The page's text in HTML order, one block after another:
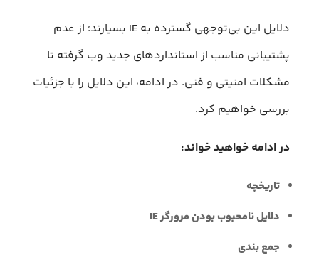
دلایل این بی‌توجهی گسترده به IE بسیارند؛ از عدم
پشتیبانی مناسب از استانداردهای جدید وب گرفته تا
مشکلات امنیتی و فنی. در ادامه، این دلایل را با جزئیات
بررسی خواهیم کرد.
در ادامه خواهید خواند:
تاریخچه
دلایل نامحبوب بودن مرورگر IE
جمع بندی